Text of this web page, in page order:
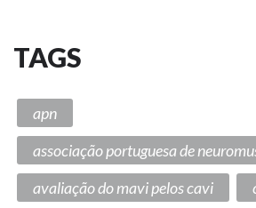
TAGS
apn
associação portuguesa de
avaliação do mavi pelos cavi